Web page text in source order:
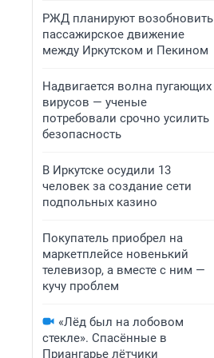
РЖД планируют возобновить
пассажирское движение
между Иркутском и Пекином
Надвигается волна пугающих
вирусов — ученые
потребовали срочно усилить
безопасность
В Иркутске осудили 13
человек за создание сети
подпольных казино
Покупатель приобрел на
маркетплейсе новенький
телевизор, а вместе с ним —
кучу проблем
«Лёд был на лобовом
стекле». Спасённые в
Приангарье лётчики